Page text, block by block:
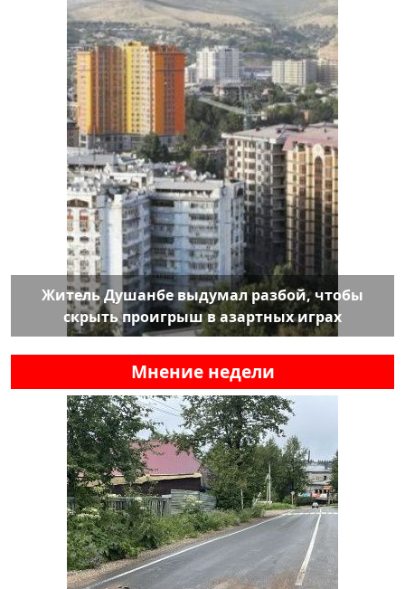
Житель Душанбе выдумал разбой, чтобы
скрыть проигрыш в азартных играх
Мнение недели